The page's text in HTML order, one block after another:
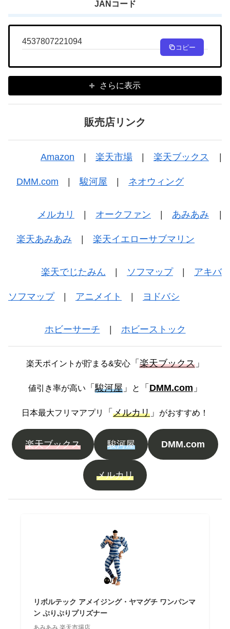
JANコード
4537807221094
コピー
さらに表示
販売店リンク
Amazon | 楽天市場 | 楽天ブックス |
DMM.com | 駿河屋 | ネオウィング
メルカリ | オークファン | あみあみ |
楽天あみあみ | 楽天イエローサブマリン
楽天でじたみん | ソフマップ| アキバ
ソフマップ| アニメイト | ヨドバシ
ホビーサーチ | ホビーストック
楽天ポイントが貯まる&安心「 楽天ブックス」
値引き率が高い 「 駿河屋」 と 「 DMM.com 」
日本最大フリマアプリ 「 メルカリ 」 がおすすめ！
楽天ブックス 駿河屋 DMM.com
メルカリ
リボルテック アメイジング・ヤマグチ ワンパンマ
ン ぷりぷりプリズナー
あみあみ 楽天市場店